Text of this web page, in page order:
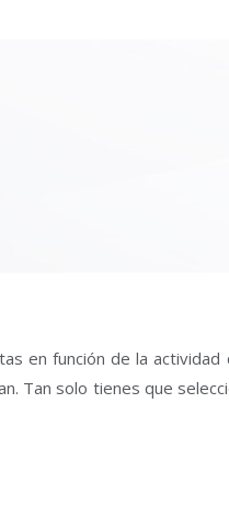
en función de la
Tan solo tienes que